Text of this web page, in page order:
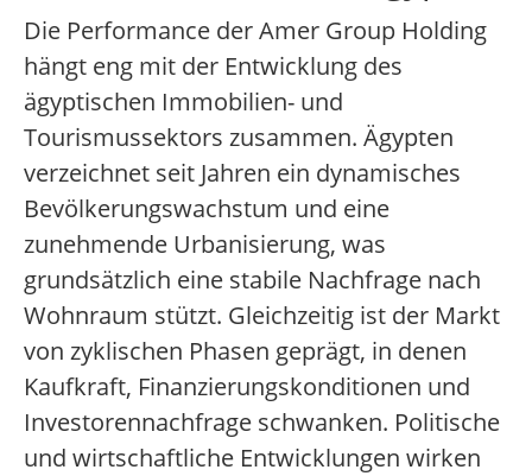
Die Performance der Amer Group Holding
hängt eng mit der Entwicklung des
ägyptischen Immobilien- und
Tourismussektors zusammen. Ägypten
verzeichnet seit Jahren ein dynamisches
Bevölkerungswachstum und eine
zunehmende Urbanisierung, was
grundsätzlich eine stabile Nachfrage nach
Wohnraum stützt. Gleichzeitig ist der Markt
von zyklischen Phasen geprägt, in denen
Kaufkraft, Finanzierungskonditionen und
Investorennachfrage schwanken. Politische
und wirtschaftliche Entwicklungen wirken